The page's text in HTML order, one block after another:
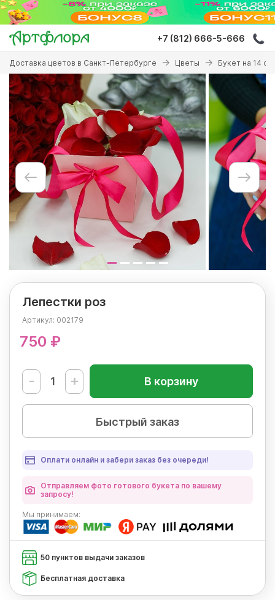
Перейти
основному
содержанию
+7 (812) 666-5-666
Вы
здесь
Доставка цветов в Санкт-Петербурге Цветы Букет на 14
Лепестки роз
Артикул: 002179
750 ₽
- + В корзину
Быстрый заказ
Оплати онлайн и забери заказ без очереди!
Отправляем фото готового букета по вашему
запросу!
Мы принимаем:
50 пунктов выдачи заказов
Бесплатная доставка